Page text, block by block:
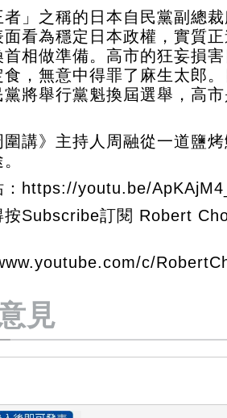
者」之稱的日本自民黨副總
面看為穩定日本政權，實質
首相做準備。高市的狂妄損
食，無意中得罪了麻生太郎
黨將舉行黨魁換屆選舉，高
圍講》主持人周融從一道鹽
https://youtu.be/
按Subscribe訂閱 Robert
c/
見